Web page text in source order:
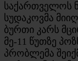
საქართველოს
სუდაკოვმა
ბურთი კარს
მე-11 წუთზე
პრობლემა